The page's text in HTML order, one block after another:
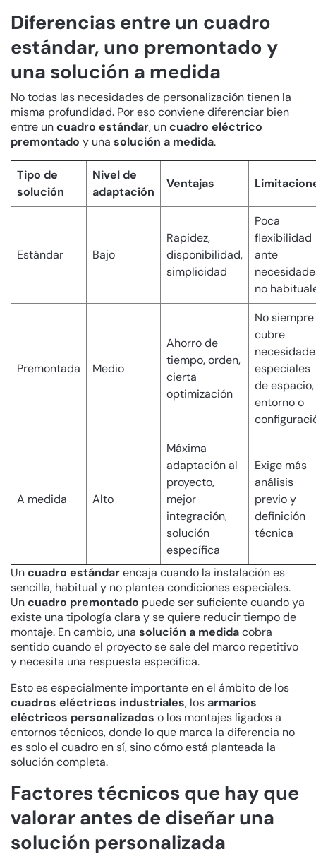
Diferencias entre un cuadro
estándar, uno premontado y
una solución a medida
No todas las necesidades de personalización tienen la
misma profundidad. Por eso conviene diferenciar bien
entre uncuadro estándar, uncuadro eléctrico
premontado y una solución a medida.
Tipo de
solución
Nivel de
adaptación
Ventajas
Estándar Bajo
Rapidez,
disponibilidad,
simplicidad
Poca
flexibilidad
ante
no
Premontada Medio
Ahorro de
tiempo, orden,
cierta
optimización
No siempre
cubre
especiales
de espacio,
entorno o
A medida Alto
Máxima
adaptación al
proyecto,
mejor
integración,
solución
específica
Exige más
análisis
previo y
definición
técnica
Uncuadro estándarencaja cuando la instalación es
sencilla, habitual y no plantea condiciones especiales.
Uncuadro premontado puede ser suficiente cuando ya
existe una tipología clara y se quiere reducir tiempo de
montaje. En cambio, una solución a medidacobra
sentido cuando el proyecto se sale del marco repetitivo
y necesita una respuesta específica.
Esto es especialmente importante en el ámbito de los
cuadros eléctricos industriales, losarmarios
eléctricos personalizados o los montajes ligados a
entornos técnicos, donde lo que marca la diferencia no
es solo el cuadro en sí, sino cómo está planteada la
solución completa.
Factores técnicos que hay que
valorar antes de diseñar una
solución personalizada